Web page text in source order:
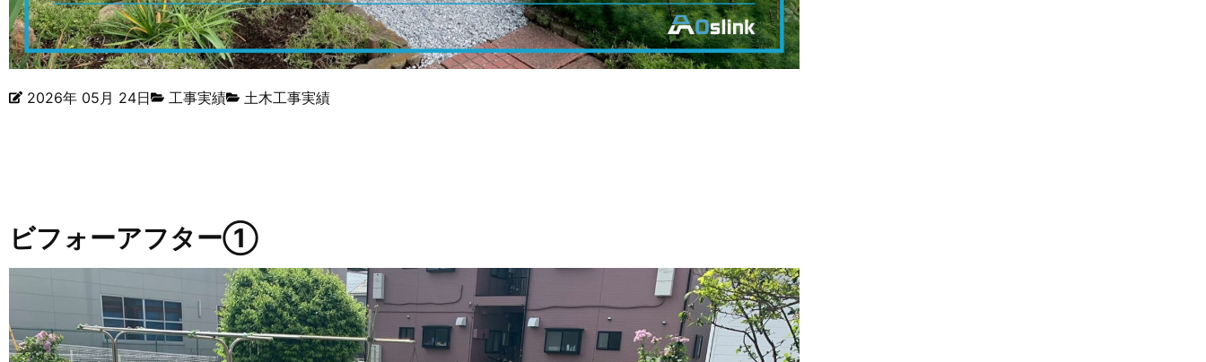
2026年 05月 24日 工事実績 土木工事実績
ビフォーアフター①